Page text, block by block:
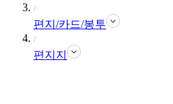
편지/카드/봉투
편지지